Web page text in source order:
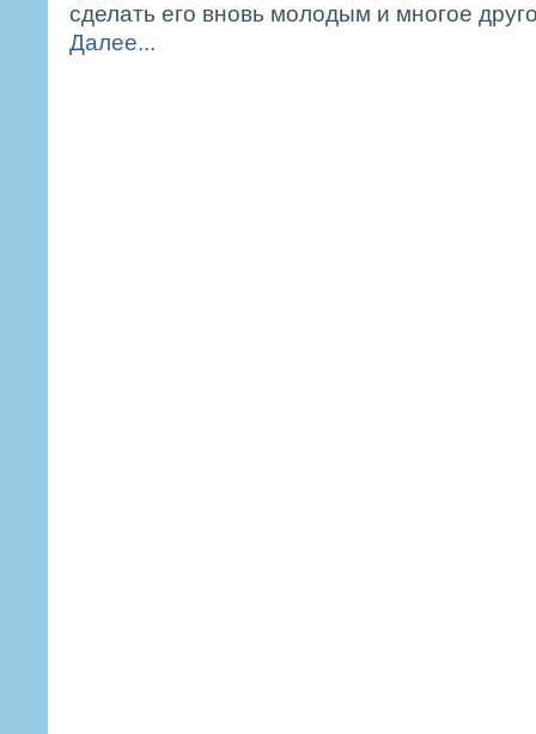
сделать его вновь молодым и многое
Далее...